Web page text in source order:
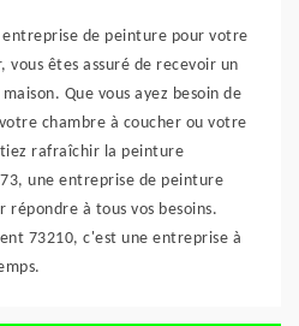
entreprise de peinture pour votre
êtes assuré de recevoir un
Que vous ayez besoin de
chambre à coucher ou votre
rafraîchir la peinture
une entreprise de peinture
répondre à tous vos besoins.
73210, c'est une entreprise à